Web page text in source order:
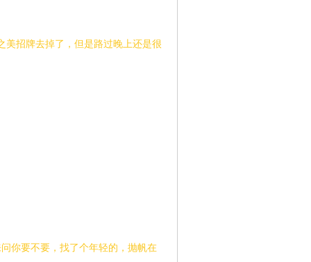
招牌去掉了，但是路过晚上还是很
你要不要，找了个年轻的，抛帆在